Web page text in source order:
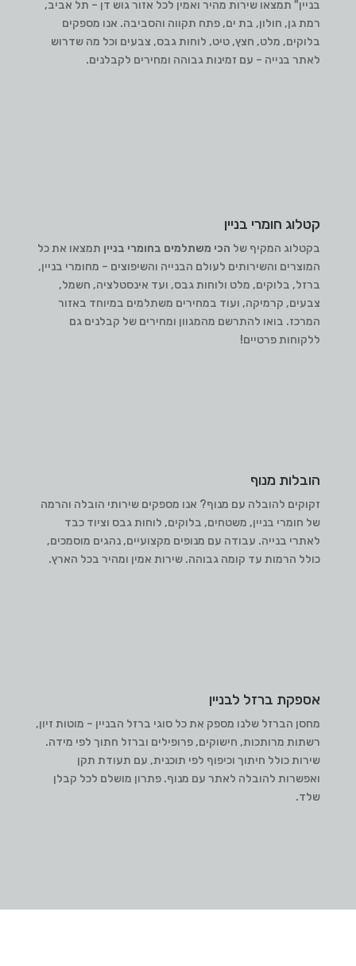
בניין" תמצאו שירות מהיר ואמין לכל אזור גוש דן – תל אביב,
רמת גן, חולון, בת ים, פתח תקווה והסביבה. אנו מספקים
בלוקים, מלט, חצץ, טיט, לוחות גבס, צבעים וכל מה שדרוש
לאתר בנייה – עם זמינות גבוהה ומחירים לקבלנים.
קטלוג חומרי בניין
בקטלוג המקיף של הכי משתלמים בחומרי בניין תמצאו את כל
המוצרים והשירותים לעולם הבנייה והשיפוצים – מחומרי בניין,
ברזל, בלוקים, מלט ולוחות גבס, ועד אינסטלציה, חשמל,
צבעים, קרמיקה, ועוד במחירים משתלמים במיוחד באזור
המרכז. בואו להתרשם מהמגוון ומחירים של קבלנים גם
ללקוחות פרטיים!
הובלות מנוף
זקוקים להובלה עם מנוף? אנו מספקים שירותי הובלה והרמה
של חומרי בניין, משטחים, בלוקים, לוחות גבס וציוד כבד
לאתרי בנייה. עבודה עם מנופים מקצועיים, נהגים מוסמכים,
כולל הרמות עד קומה גבוהה. שירות אמין ומהיר בכל הארץ.
אספקת ברזל לבניין
מחסן הברזל שלנו מספק את כל סוגי ברזל הבניין – מוטות זיון,
רשתות מרותכות, חישוקים, פרופילים וברזל חתוך לפי מידה.
שירות כולל חיתוך וכיפוף לפי תוכנית, עם תעודת תקן
ואפשרות להובלה לאתר עם מנוף. פתרון מושלם לכל קבלן
שלד.